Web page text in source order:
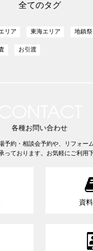
全てのタグ
リア 東海エリア 地鎮祭
お引渡
各種お問い合わせ
予約・相談会予約や、リフォー
っております。お気軽にご利用下
資